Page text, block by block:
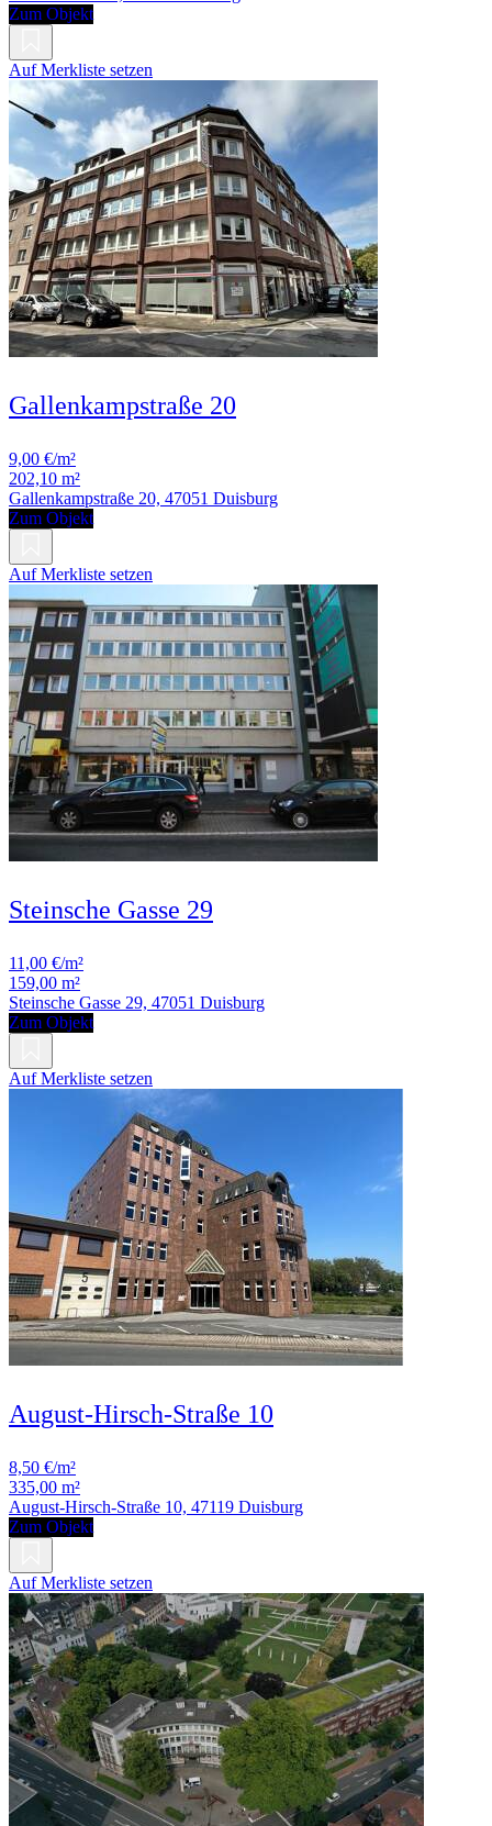
Zum Objekt
Auf Merkliste setzen
Gallenkampstraße 20
9,00 €/m²
202,10 m²
Gallenkampstraße 20, 47051 Duisburg
Zum Objekt
Auf Merkliste setzen
Steinsche Gasse 29
11,00 €/m²
159,00 m²
Steinsche Gasse 29, 47051 Duisburg
Zum Objekt
Auf Merkliste setzen
August-Hirsch-Straße 10
8,50 €/m²
335,00 m²
August-Hirsch-Straße 10, 47119 Duisburg
Zum Objekt
Auf Merkliste setzen